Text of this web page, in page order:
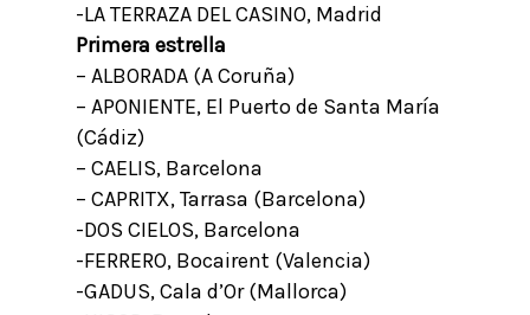
-LA TERRAZA DEL CASINO, Madrid
Primera estrella
– ALBORADA (A Coruña)
– APONIENTE, El Puerto de Santa María
(Cádiz)
– CAELIS, Barcelona
– CAPRITX, Tarrasa (Barcelona)
-DOS CIELOS, Barcelona
-FERRERO, Bocairent (Valencia)
-GADUS, Cala d’Or (Mallorca)